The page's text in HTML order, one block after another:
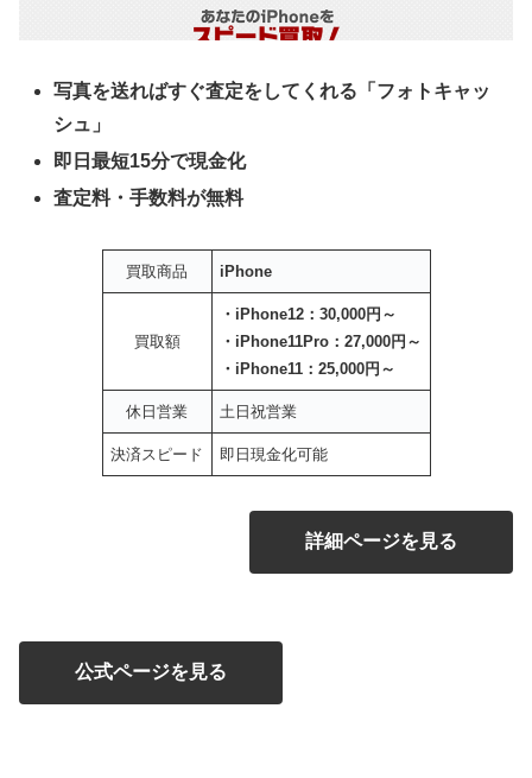
写真を送ればすぐ査定をしてくれる「フォトキャッ
シュ」
即日最短15分で現金化
査定料・手数料が無料
買取商品 iPhone
買取額
・iPhone12：30,000円～
・iPhone11Pro：27,000円～
・iPhone11：25,000円～
休日営業 土日祝営業
決済スピード 即日現金化可能
詳細ページを見る
公式ページを見る